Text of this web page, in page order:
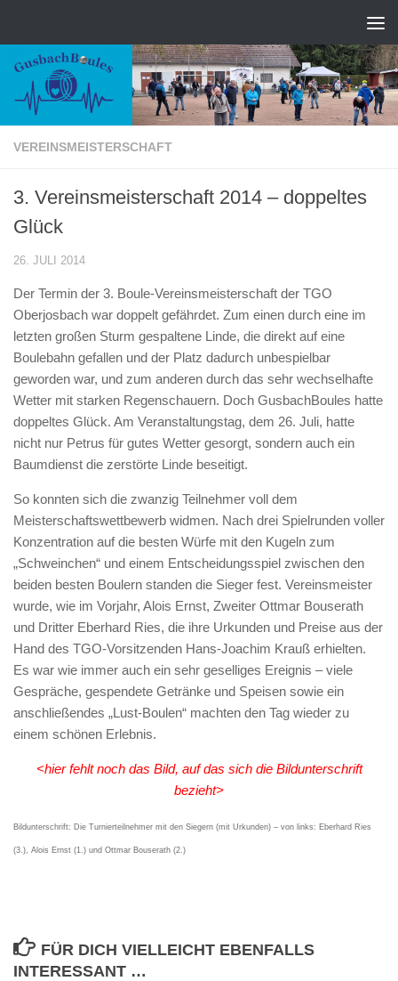
VEREINSMEISTERSCHAFT
3. Vereinsmeisterschaft 2014 – doppeltes
Glück
26. JULI 2014
Der Termin der 3. Boule-Vereinsmeisterschaft der TGO
Oberjosbach war doppelt gefährdet. Zum einen durch eine im
letzten großen Sturm gespaltene Linde, die direkt auf eine
Boulebahn gefallen und der Platz dadurch unbespielbar
geworden war, und zum anderen durch das sehr wechselhafte
Wetter mit starken Regenschauern. Doch GusbachBoules hatte
doppeltes Glück. Am Veranstaltungstag, dem 26. Juli, hatte
nicht nur Petrus für gutes Wetter gesorgt, sondern auch ein
Baumdienst die zerstörte Linde beseitigt.
So konnten sich die zwanzig Teilnehmer voll dem
Meisterschaftswettbewerb widmen. Nach drei Spielrunden voller
Konzentration auf die besten Würfe mit den Kugeln zum
„Schweinchen“ und einem Entscheidungsspiel zwischen den
beiden besten Boulern standen die Sieger fest. Vereinsmeister
wurde, wie im Vorjahr, Alois Ernst, Zweiter Ottmar Bouserath
und Dritter Eberhard Ries, die ihre Urkunden und Preise aus der
Hand des TGO-Vorsitzenden Hans-Joachim Krauß erhielten.
Es war wie immer auch ein sehr geselliges Ereignis – viele
Gespräche, gespendete Getränke und Speisen sowie ein
anschließendes „Lust-Boulen“ machten den Tag wieder zu
einem schönen Erlebnis.
<hier fehlt noch das Bild, auf das sich die Bildunterschrift
bezieht>
Bildunterschrift: Die Turnierteilnehmer mit den Siegern (mit Urkunden) – von links: Eberhard Ries
(3.), Alois Ernst (1.) und Ottmar Bouserath (2.)
FÜR DICH VIELLEICHT EBENFALLS
INTERESSANT …